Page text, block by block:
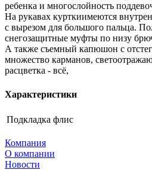
ребенка и многослойность
На рукавах курткиимеются
с вырезом для большого пальца.
снегозащитные муфты по низу
А также съемный капюшон с
множество карманов,
расцветка - всё,
Характеристики
Подкладка флис
Компания
О компании
Новости